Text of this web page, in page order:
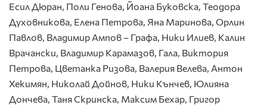
Есил Дюран, Поли Генова, Йоана Буковска, Теодора
Духовникова, Елена Петрова, Яна Маринова, Орлин
Павлов, Владимир Ампов – Графа, Ники Илиев, Калин
Врачански, Владимир Карамазов, Гала, Виктория
Петрова, Цветанка Ризова, Валерия Велева, Антон
Хекимян, Николай Дойнов, Ники Кънчев, Юлияна
Дончева, Таня Скринска, Максим Бехар, Григор